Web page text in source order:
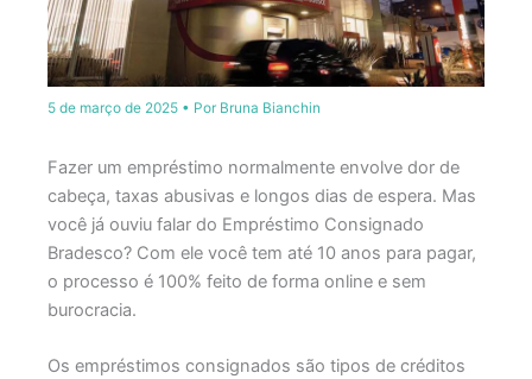
5 de março de 2025 • Por Bruna Bianchin
Fazer um empréstimo normalmente envolve dor de
cabeça, taxas abusivas e longos dias de espera. Mas
você já ouviu falar do Empréstimo Consignado
Bradesco? Com ele você tem até 10 anos para pagar,
o processo é 100% feito de forma online e sem
burocracia.
Os empréstimos consignados são tipos de créditos